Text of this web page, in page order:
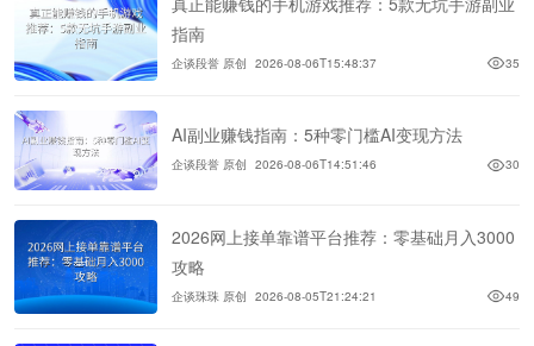
指南
企谈段誉 原创 2026-08-06T15:48:37 35
AI副业赚钱指南：5种零门槛AI变现方法
企谈段誉 原创 2026-08-06T14:51:46 30
2026网上接单靠谱平台推荐：零基础月入3000
攻略
企谈珠珠 原创 2026-08-05T21:24:21 49